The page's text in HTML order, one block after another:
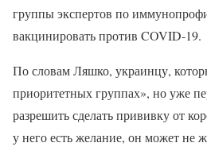
группы экспертов по
вакцинировать против COVID-19.
По словам Ляшко, украинцу,
приоритетных группах», но уже
разрешить сделать прививку от
у него есть желание, он может не